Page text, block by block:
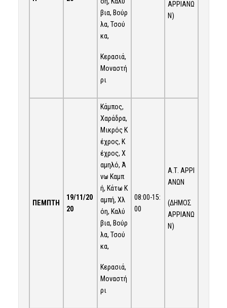
βια, Βούρ
λα, Τσού
κα,
Κερασιά,
Μοναστή
ρι
ΑΡΡΙΑΝΩ
Ν)
ΠΕΜΠΤΗ
19/11/20
20
Κάμπος,
Χαράδρα,
Μικρός Κ
έχρος, Κ
έχρος, Χ
αμηλό, Ά
νω Καμπ
ή, Κάτω Κ
αμπή, Χλ
όη, Καλύ
βια, Βούρ
λα, Τσού
κα,
Κερασιά,
Μοναστή
ρι
08:00-15:
00
Α.Τ. ΑΡΡΙ
ΑΝΩΝ
(ΔΗΜΟΣ
ΑΡΡΙΑΝΩ
Ν)